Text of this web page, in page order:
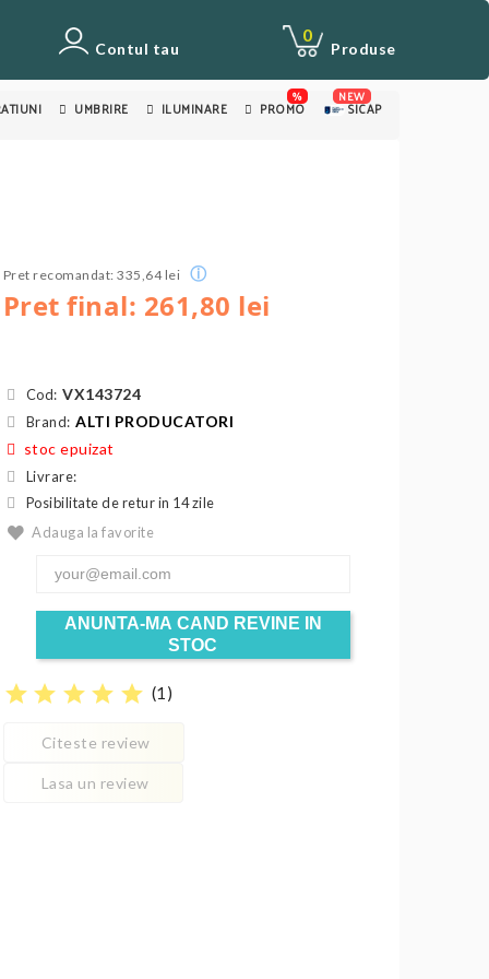
Contul tau Produse
0
UMBRIRE ILUMINARE PROMO
%
SICAP
NEW
Pret final: 261,80 lei
Pret recomandat: 335,64 lei ⓘ
Cod: VX143724
Brand: ALTI PRODUCATORI
stoc epuizat
Livrare:
Posibilitate de retur in 14 zile
Adauga la favorite
ANUNTA-MA CAND REVINE IN
STOC
star star star star star (1 )
Citeste review
Lasa un review